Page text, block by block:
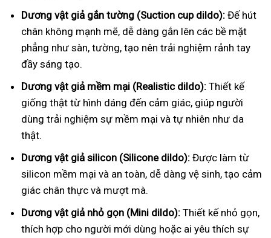
Dương vật giả gắn tường (Suction cup dildo): Đế hút
chân không mạnh mẽ, dễ dàng gắn lên các bề mặt
phẳng như sàn, tường, tạo nên trải nghiệm rảnh tay
đầy sáng tạo.
Dương vật giả mềm mại (Realistic dildo): Thiết kế
giống thật từ hình dáng đến cảm giác, giúp người
dùng trải nghiệm sự mềm mại và tự nhiên như da
thật.
Dương vật giả silicon (Silicone dildo): Được làm từ
silicon mềm mại và an toàn, dễ dàng vệ sinh, tạo cảm
giác chân thực và mượt mà.
Dương vật giả nhỏ gọn (Mini dildo): Thiết kế nhỏ gọn,
thích hợp cho người mới dùng hoặc ai yêu thích sự